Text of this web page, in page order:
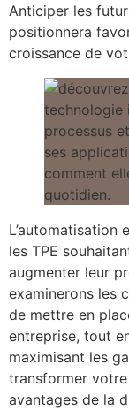
Anticiper les
positionnera
croissance de
L’automatisation
les TPE
augmenter leur
examinerons les
de mettre en
entreprise, tout
maximisant les
transformer
avantages de la